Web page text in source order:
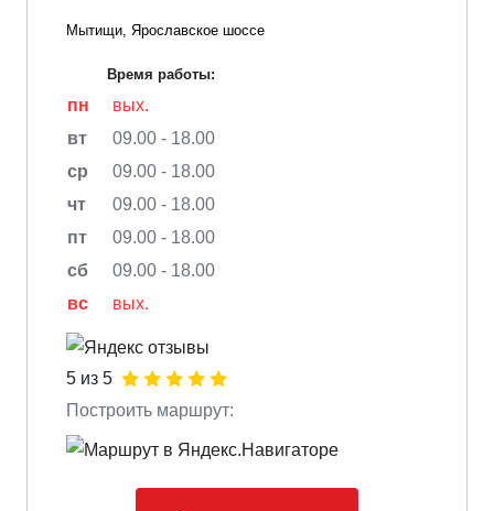
Мытищи, Ярославское шоссе
Время работы:
пн
вых.
вт
09.00 - 18.00
ср
09.00 - 18.00
чт
09.00 - 18.00
пт
09.00 - 18.00
сб
09.00 - 18.00
вс
вых.
5 из 5
Построить маршрут: